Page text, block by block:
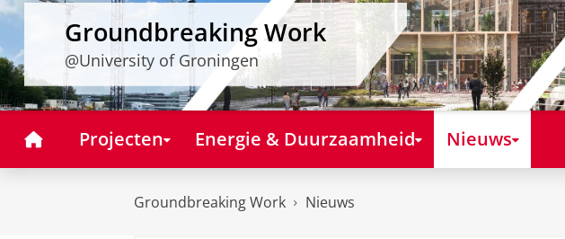
Groundbreaking Work
@University of Groningen
HomeProjecten Energie & Duurzaamheid Nieuws
Groundbreaking Work Nieuws